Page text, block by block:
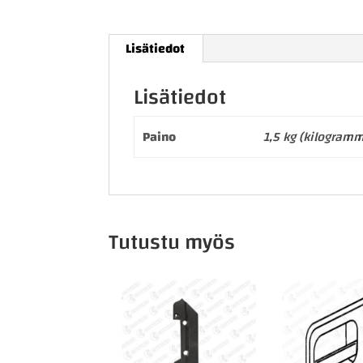
Lisätiedot
Lisätiedot
Paino 1,5 kg
Tutustu myös